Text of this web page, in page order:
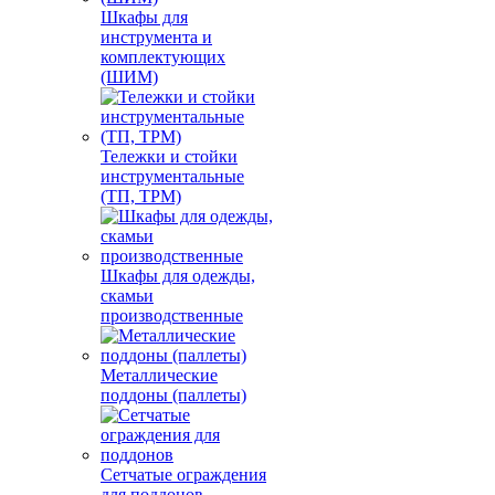
Шкафы для
инструмента и
комплектующих
(ШИМ)
Тележки и стойки
инструментальные
(ТП, ТРМ)
Шкафы для одежды,
скамьи
производственные
Металлические
поддоны (паллеты)
Сетчатые ограждения